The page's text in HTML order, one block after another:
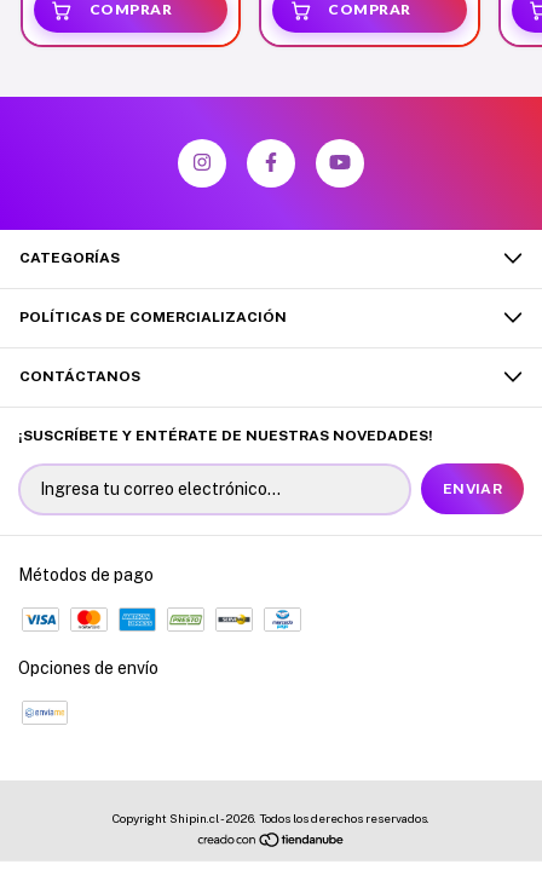
CATEGORÍAS
POLÍTICAS DE COMERCIALIZACIÓN
CONTÁCTANOS
¡SUSCRÍBETE Y ENTÉRATE DE NUESTRAS NOVEDADES!
Métodos de pago
Opciones de envío
Copyright Shipin.cl - 2026. Todos los derechos reservados.